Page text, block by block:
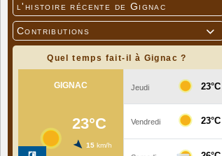
l'histoire récente de Gignac

Contributions
Quel temps fait-il à Gignac ?